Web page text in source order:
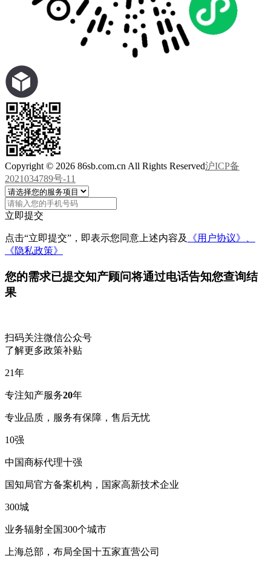
Copyright © 2026 86sb.com.cn All Rights Reserved沪ICP备
2021034789号-11
立即提交
点击“立即提交”，即表示您同意上述内容及
《用户协议》、
《隐私政策》
您的需求已提交知产顾问将通过电话告知您查询结
果
扫码关注微信公众号
了解更多政策补贴
21年
专注知产服务20年
专业品质，服务有保障，售后无忧
10强
中国商标代理十强
国知局官方备案机构，国家高新技术企业
300城
业务辐射全国300个城市
上海总部，布局全国十五家直营公司